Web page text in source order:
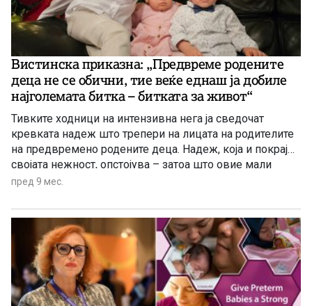
Вистинска приказна: „Предвреме родените
деца не се обични, тие веќе еднаш ја добиле
најголемата битка – битката за живот“
Тивките ходници на интензивна нега ја сведочат
кревката надеж што трепери на лицата на родителите
на предвремено родените деца. Надеж, која и покрај
својата нежност, опстојува – затоа што овие мали
борци ги учат сите околу себе дека чудата несекогаш
предвреме родените деца се најубавиот и […]
пред 9 мес.